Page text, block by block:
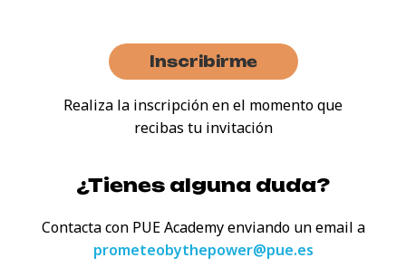
Inscribirme
Realiza la inscripción en el momento que
recibas tu invitación
¿Tienes alguna duda?
Contacta con PUE Academy enviando un email a
prometeobythepower@pue.es